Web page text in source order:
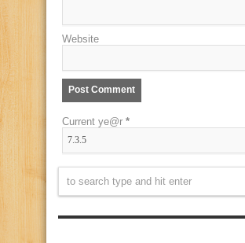
Website
Current ye@r *